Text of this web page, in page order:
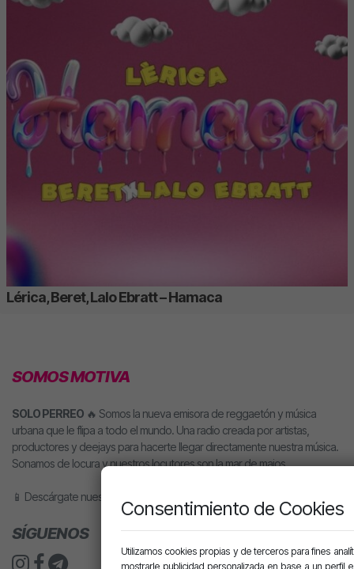
Lérica, Beret, Lalo Ebratt – Hamaca
SOMOS MOTIVA
SOLO PERREO 🔥 Somos la nueva emisora de reggaetón y música
urbana que le flipa a todo el mundo. Una radio creada por artistas,
productores y deejays para hacerte llegar directamente nuestra música.
Sonamos de locura y nuestros locutores son la mar de majos.
📱 Descárgate nuestra app o pídele motiva a tu altavoz inteligente.
SÍGUENOS
Consentimiento de Cookies
Utilizamos cookies propias y de terceros para fines
mostrarle publicidad personalizada en base a un perfil